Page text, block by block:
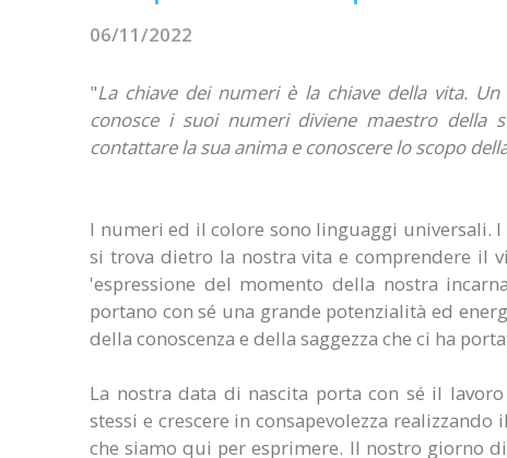
06/11/2022
"La chiave dei numeri è la chiave della vita.
conosce i suoi numeri diviene maestro della
contattare la sua anima e conoscere lo scopo
I numeri ed il colore sono linguaggi universali.
si trova dietro la nostra vita e comprendere il
'espressione del momento della nostra
portano con sé una grande potenzialità ed
della conoscenza e della saggezza che ci ha
La nostra data di nascita porta con sé il
stessi e crescere in consapevolezza
che siamo qui per esprimere. Il nostro giorno